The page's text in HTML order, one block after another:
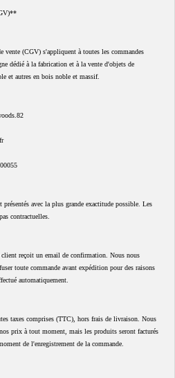
vente (CGV) s'appliquent à toutes les commandes
dédié à la fabrication et à la vente d'objets de
et autres en bois noble et massif.
avec la plus grande exactitude possible. Les
contractuelles.
reçoit un email de confirmation. Nous nous
toute commande avant expédition pour des raisons
automatiquement.
taxes comprises (TTC), hors frais de livraison. Nous
prix à tout moment, mais les produits seront facturés
de l'enregistrement de la commande.